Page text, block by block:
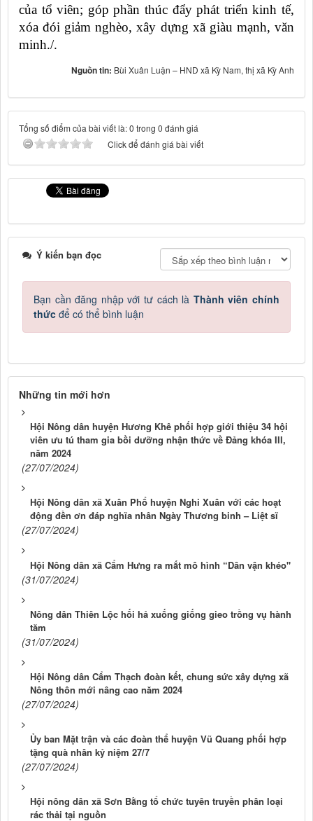
của tổ viên; góp phần thúc đẩy phát triển kinh tế,
xóa đói giảm nghèo, xây dựng xã giàu mạnh, văn
minh./.
Nguồn tin: Bùi Xuân Luận – HND xã Kỳ Nam, thị xã Kỳ Anh
Tổng số điểm của bài viết là: 0 trong 0 đánh giá
Click để đánh giá bài viết
Ý kiến bạn đọc
Bạn cần đăng nhập với tư cách là Thành viên chính
thức để có thể bình luận
Những tin mới hơn
Hội Nông dân huyện Hương Khê phối hợp giới thiệu 34 hội
viên ưu tú tham gia bồi dưỡng nhận thức về Đảng khóa III,
năm 2024
(27/07/2024)
Hội Nông dân xã Xuân Phổ huyện Nghi Xuân với các hoạt
động đền ơn đáp nghĩa nhân Ngày Thương binh – Liệt sĩ
(27/07/2024)
Hội Nông dân xã Cẩm Hưng ra mắt mô hình “Dân vận khéo"
(31/07/2024)
Nông dân Thiên Lộc hối hả xuống giống gieo trồng vụ hành
tăm
(31/07/2024)
Hội Nông dân Cẩm Thạch đoàn kết, chung sức xây dựng xã
Nông thôn mới nâng cao năm 2024
(27/07/2024)
Ủy ban Mặt trận và các đoàn thể huyện Vũ Quang phối hợp
tặng quà nhân kỷ niệm 27/7
(27/07/2024)
Hội nông dân xã Sơn Bằng tổ chức tuyên truyền phân loại
rác thải tại nguồn